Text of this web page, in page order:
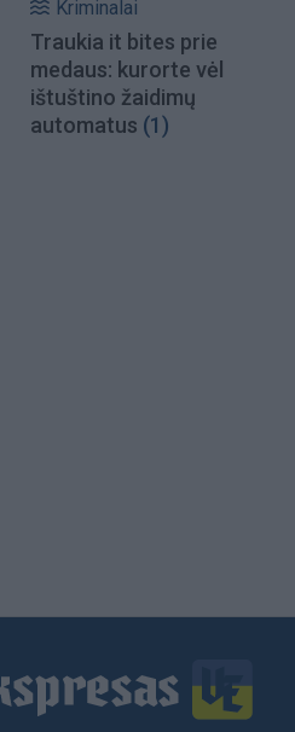
Kriminalai
Traukia it bites prie
medaus: kurorte vėl
ištuštino žaidimų
automatus (1)